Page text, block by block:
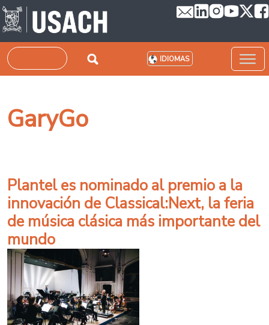
Pasar al contenido principal
Buscar IDIOMAS
GaryGo
Plantel es nominado al premio a la
innovación de Classical:Next, la feria
de música clásica más importante del
mundo